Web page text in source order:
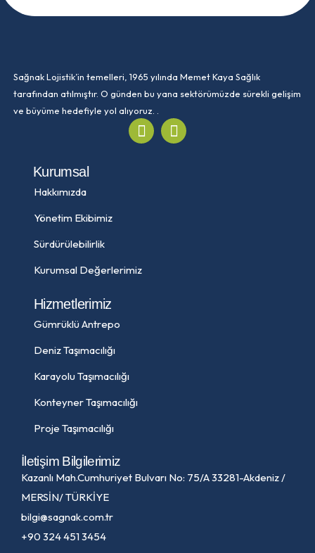
Sağnak Lojistik’in temelleri, 1965 yılında Memet Kaya Sağlık
tarafından atılmıştır. O günden bu yana sektörümüzde sürekli gelişim
ve büyüme hedefiyle yol alıyoruz. .
Kurumsal
Hakkımızda
Yönetim Ekibimiz
Sürdürülebilirlik
Kurumsal Değerlerimiz
Hizmetlerimiz
Gümrüklü Antrepo
Deniz Taşımacılığı
Karayolu Taşımacılığı
Konteyner Taşımacılığı
Proje Taşımacılığı
İletişim Bilgilerimiz
Kazanlı Mah.Cumhuriyet Bulvarı No: 75/A 33281-Akdeniz /
MERSİN/ TÜRKİYE
bilgi@sagnak.com.tr
+90 324 451 3454